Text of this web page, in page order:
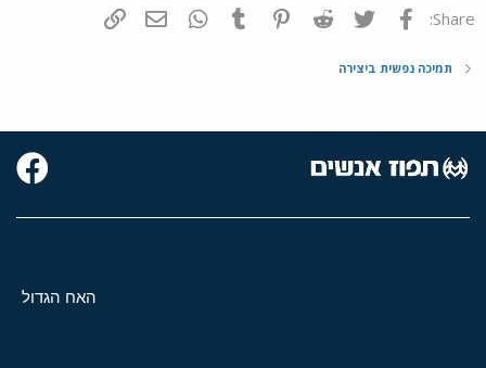
Share: פייסבוק Twitter
Reddit
Pinterest
Tumblr
WhatsAppדואר אלקטרוני
תמיכה נפשית ביצירה
האח הגדול